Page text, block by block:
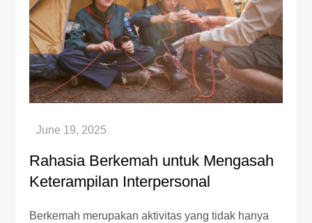
Rahasia Berkemah untuk Mengasah
Keterampilan Interpersonal
Berkemah merupakan aktivitas yang tidak hanya